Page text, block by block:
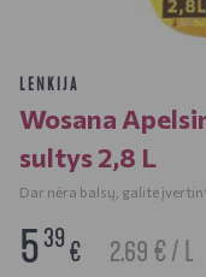
LENKIJA
Wosana
sultys 2,8 L
Dar nėra balsų, galite
539€ 2.69 € / L